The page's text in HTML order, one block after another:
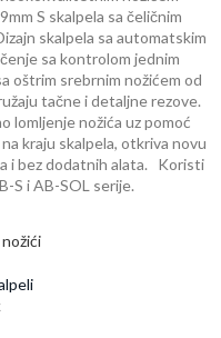
S skalpela sa čeličnim
skalpela sa automatskim
sa kontrolom jednim
oštrim srebrnim nožićem od
tačne i detaljne rezove.
lomljenje nožića uz pomoć
kraju skalpela, otkriva novu
i bez dodatnih alata. Koristi
S i AB-SOL serije.